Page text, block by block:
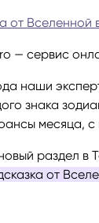
от
— сервис
наши
знака
месяца,
раздел в
от